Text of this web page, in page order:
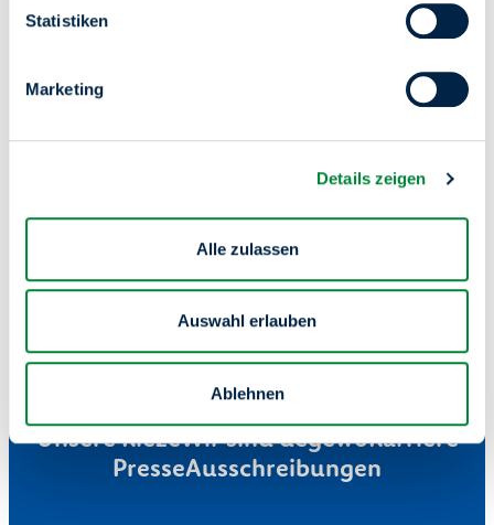
Statistiken
Marketing
Details zeigen
Alle zulassen
Auswahl erlauben
Ablehnen
Wir schaffen Raum für
dein Zuhause.
MieterserviceWohnung finden
Unsere KiezeWir sind degewoKarriere
PresseAusschreibungen